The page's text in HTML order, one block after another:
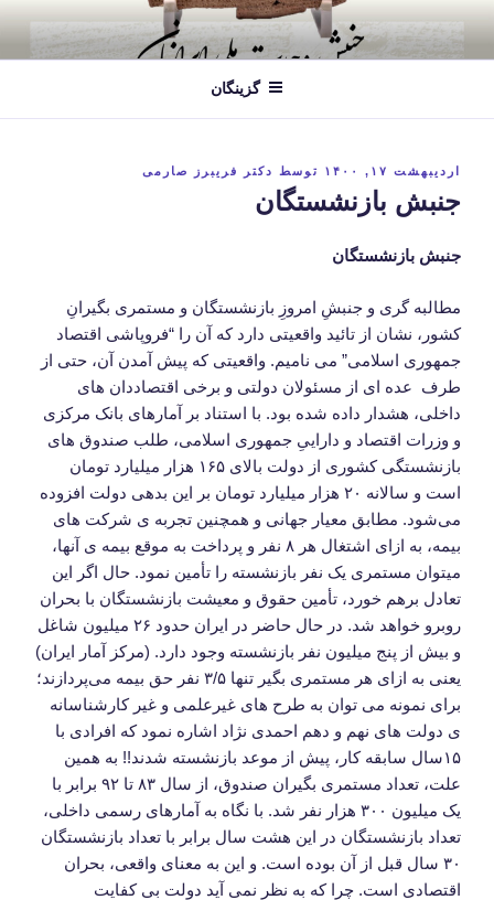
محتوا
گزینگان
نوشته‌شده
اردیبهشت ۱۷, ۱۴۰۰ توسط دکتر فریبرز صارمی
جنبش بازنشستگان
جنبش بازنشستگان
مطالبه گری و جنبشِ امروزِ بازنشستگان و مستمری بگیرانِ
کشور، نشان از تائید واقعیتی دارد که آن را “فروپاشی اقتصاد
جمهوری اسلامی” می نامیم. واقعیتی که پیش آمدن آن، حتی از
طرف عده ای از مسئولان دولتی و برخی اقتصاددان های
داخلی، هشدار داده شده بود. با استناد بر آمارهای بانک مرکزی
و وزرات اقتصاد و داراییِ جمهوری اسلامی، طلب صندوق های
بازنشستگی کشوری از دولت بالای ۱۶۵ هزار میلیارد تومان
است و سالانه ۲۰ هزار میلیارد تومان بر این بدهی دولت افزوده
می‌شود. مطابق معیار جهانی و همچنین تجربه ی شرکت های
بیمه، به ازای اشتغال هر ۸ نفر و پرداخت به موقع بیمه ی آنها،
میتوان مستمری یک نفر بازنشسته را تأمین نمود. حال اگر این
تعادل برهم خورد، تأمین حقوق و معیشت بازنشستگان با بحران
روبرو خواهد شد. در حال حاضر در ایران حدود ۲۶ میلیون شاغل
و بیش از پنج میلیون نفر بازنشسته وجود دارد. (مرکز آمار ایران)
یعنی به ازای هر مستمری بگیر تنها ۳/۵ نفر حق بیمه می‌پردازند؛
برای نمونه می توان به طرح های غیرعلمی و غیر کارشناسانه
ی دولت های نهم و دهم احمدی نژاد اشاره نمود که افرادی با
۱۵سال سابقه کار، پیش از موعد بازنشسته شدند!! به همین
علت، تعداد مستمری بگیران صندوق، از سال ۸۳ تا ۹۲ برابر با
یک میلیون ۳۰۰ هزار نفر شد. با نگاه به آمارهای رسمی داخلی،
تعداد بازنشستگان در این هشت سال برابر با تعداد بازنشستگان
۳۰ سال قبل از آن بوده است. و این به معنای واقعی، بحران
اقتصادی است. چرا که به نظر نمی آید دولت بی کفایت